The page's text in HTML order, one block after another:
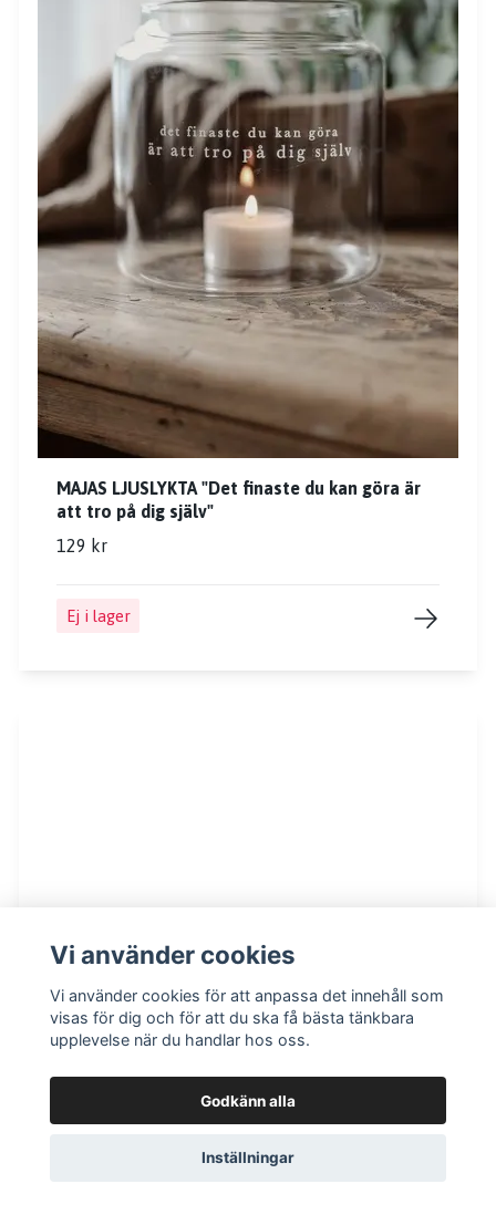
MAJAS LJUSLYKTA "Det finaste du kan göra är
att tro på dig själv"
129 kr
Ej i lager
Vi använder cookies
Vi använder cookies för att anpassa det innehåll som
visas för dig och för att du ska få bästa tänkbara
upplevelse när du handlar hos oss.
Godkänn alla
Inställningar